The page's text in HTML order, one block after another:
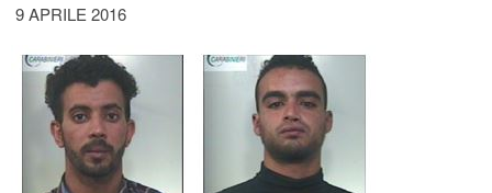
9 APRILE 2016